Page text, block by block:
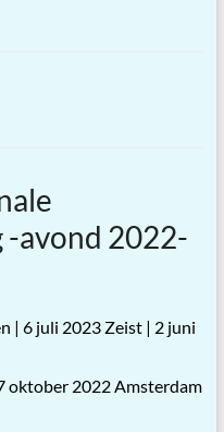
avond 2022-
| 6 juli 2023 Zeist | 2 juni
oktober 2022 Amsterdam